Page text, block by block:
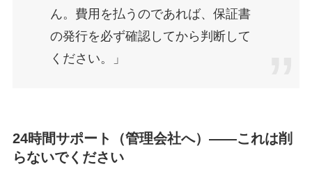
ん。費用を払うのであれば、保証書
の発行を必ず確認してから判断して
ください。」
24時間サポート（管理会社へ）——これは削
らないでください